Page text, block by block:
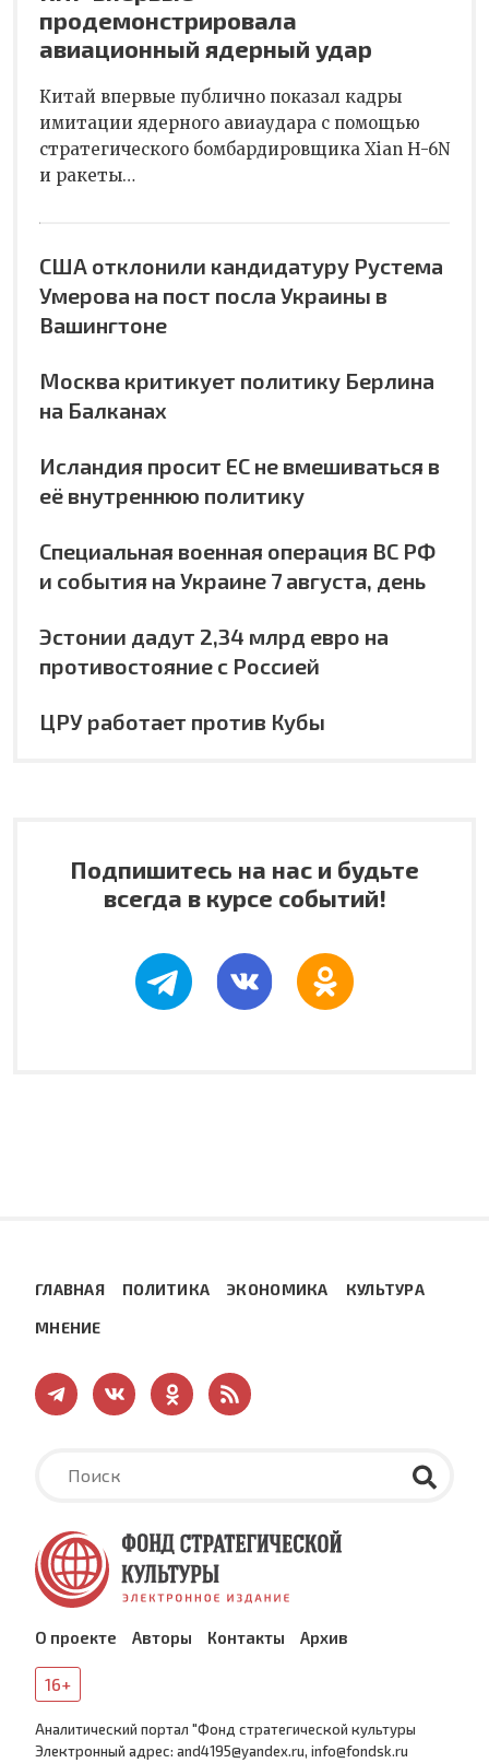
продемонстрировала
авиационный ядерный удар
Китай впервые публично показал кадры
имитации ядерного авиаудара с помощью
стратегического бомбардировщика Xian H-6N
и ракеты…
США отклонили кандидатуру Рустема
Умерова на пост посла Украины в
Вашингтоне
Москва критикует политику Берлина
на Балканах
Исландия просит ЕС не вмешиваться в
её внутреннюю политику
Специальная военная операция ВС РФ
и события на Украине 7 августа, день
Эстонии дадут 2,34 млрд евро на
противостояние с Россией
ЦРУ работает против Кубы
Подпишитесь на нас и будьте
всегда в курсе событий!
ГЛАВНАЯ ПОЛИТИКА ЭКОНОМИКА КУЛЬТУРА
МНЕНИЕ
О проекте Авторы Контакты Архив
16+
Аналитический портал "Фонд стратегической культуры
Электронный адрес: and4195@yandex.ru, info@fondsk.ru